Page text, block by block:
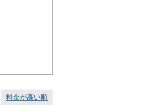
料金が高い順